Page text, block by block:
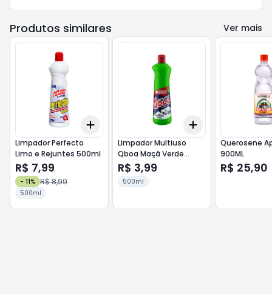
Produtos similares Ver mais
Add
Limpador Perfecto
Limo e Rejuntes 500ml
R$ 7,99
- 11% R$ 8,99
500ml
10
Add
Limpador Multiuso
Qboa Maçã Verde
500ml
R$ 3,99
500ml
Querosene
900ML
R$ 25,90